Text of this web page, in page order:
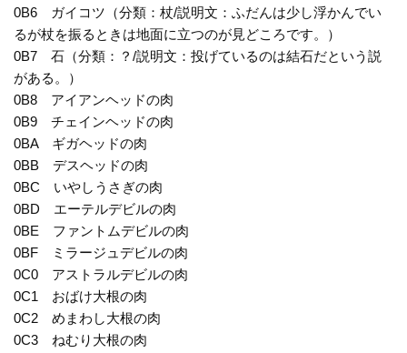
0B6 ガイコツ（分類：杖/説明文：ふだんは少し浮かんでい
るが杖を振るときは地面に立つのが見どころです。）
0B7 石（分類：？/説明文：投げているのは結石だという説
がある。）
0B8 アイアンヘッドの肉
0B9 チェインヘッドの肉
0BA ギガヘッドの肉
0BB デスヘッドの肉
0BC いやしうさぎの肉
0BD エーテルデビルの肉
0BE ファントムデビルの肉
0BF ミラージュデビルの肉
0C0 アストラルデビルの肉
0C1 おばけ大根の肉
0C2 めまわし大根の肉
0C3 ねむり大根の肉